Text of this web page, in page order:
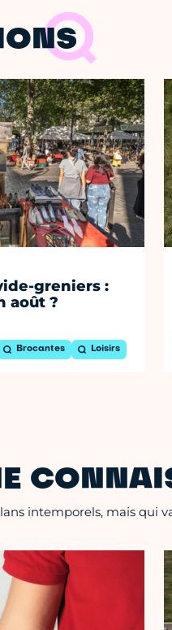
greniers :
août ?
Brocantes Loisirs
intemporels, mais qui